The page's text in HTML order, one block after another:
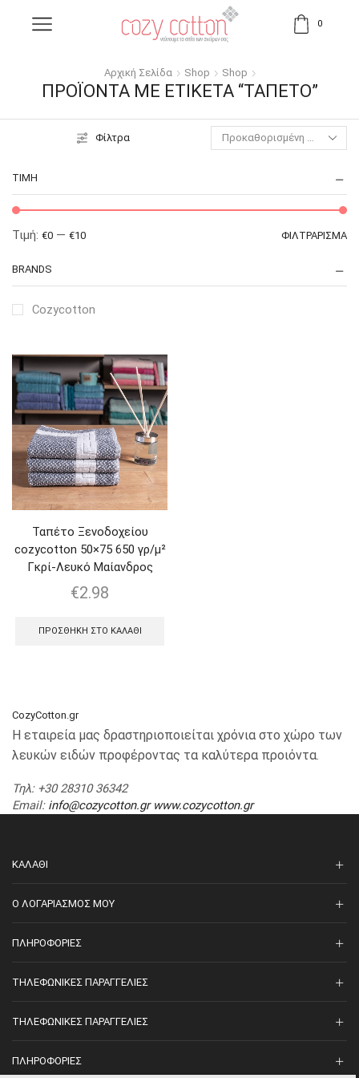
0
Αρχική Σελίδα Shop Shop
ΠΡΟΪΌΝΤΑ ΜΕ ΕΤΙΚΈΤΑ “ΤΑΠΈΤΟ”
Φίλτρα
ΤΙΜΉ
ΦΙΛΤΡΆΡΙΣΜΑ
Τιμή: €0 — €10
BRANDS
Cozycotton
Ταπέτο Ξενοδοχείου
cozycotton 50×75 650 γρ/μ²
Γκρί-Λευκό Μαίανδρος
€2.98
ΠΡΟΣΘΉΚΗ ΣΤΟ ΚΑΛΆΘΙ
CozyCotton.gr
Η εταιρεία μας δραστηριοποιείται χρόνια στο χώρο των
λευκών ειδών προφέροντας τα καλύτερα προιόντα.
Τηλ: +30 28310 36342
Email: info@cozycotton.gr www.cozycotton.gr
ΚΑΛΆΘΙ
O ΛΟΓΑΡΙΑΣΜΌΣ ΜΟΥ
ΠΛΗΡΟΦΟΡΊΕΣ
ΤΗΛΕΦΩΝΙΚΈΣ ΠΑΡΑΓΓΕΛΊΕΣ
ΤΗΛΕΦΩΝΙΚΈΣ ΠΑΡΑΓΓΕΛΊΕΣ
ΠΛΗΡΟΦΟΡΊΕΣ